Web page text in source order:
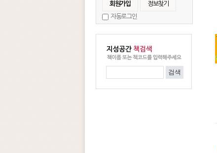
회원가입 정보찾기
자동로그인